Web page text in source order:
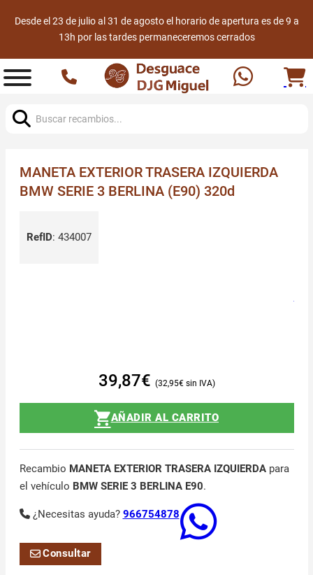
Desde el 23 de julio al 31 de agosto el horario de apertura es de 9 a
13h por las tardes permaneceremos cerrados
MANETA EXTERIOR TRASERA IZQUIERDA
BMW SERIE 3 BERLINA (E90) 320d
RefID: 434007
39,87€ 32,95€
AÑADIR AL CARRITO
Recambio MANETA EXTERIOR TRASERA IZQUIERDApara
el vehículo BMW SERIE 3 BERLINA E90.
¿Necesitas ayuda? 966754878
Consultar